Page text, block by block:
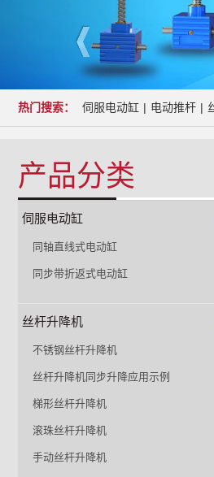
热门搜索： 伺服电动缸 | 电动推杆 |
产品分类
伺服电动缸
同轴直线式电动缸
同步带折返式电动缸
丝杆升降机
不锈钢丝杆升降机
丝杆升降机同步升降应用示例
梯形丝杆升降机
滚珠丝杆升降机
手动丝杆升降机